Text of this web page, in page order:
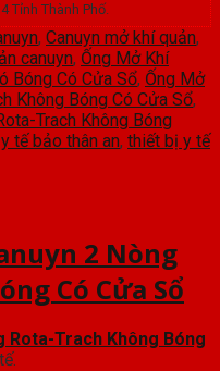
Tỉnh Thành Phố.
, Canuyn mở khí quản,
canuyn, Ống Mở Khí
Bóng Có Cửa Sổ, Ống Mở
Không Bóng Có Cửa Sổ,
Trach Không Bóng
tế bảo thân an, thiết bị y tế
2 Nòng
Có Cửa Sổ
Rota-Trach Không Bóng